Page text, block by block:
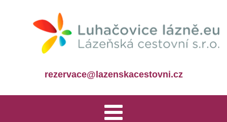
rezervace@lazenskacestovni.cz